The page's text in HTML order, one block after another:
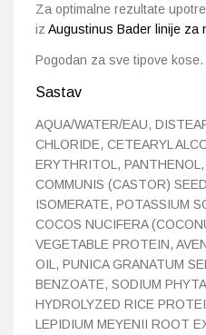
Za optimalne rezultate
iz Augustinus Bader linije za
Pogodan za sve tipove kose.
Sastav
AQUA/WATER/EAU,
CHLORIDE, CETEARYL
ERYTHRITOL,
COMMUNIS (CASTOR)
ISOMERATE, POTASSIUM
COCOS NUCIFERA
VEGETABLE PROTEIN,
OIL, PUNICA GRANATUM
BENZOATE, SODIUM
HYDROLYZED RICE
LEPIDIUM MEYENII ROOT